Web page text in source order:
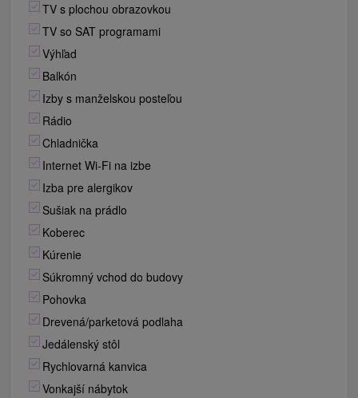
TV s plochou obrazovkou
TV so SAT programami
Výhľad
Balkón
Izby s manželskou posteľou
Rádio
Chladnička
Internet Wi-Fi na izbe
Izba pre alergikov
Sušiak na prádlo
Koberec
Kúrenie
Súkromný vchod do budovy
Pohovka
Drevená/parketová podlaha
Jedálenský stôl
Rychlovarná kanvica
Vonkajší nábytok